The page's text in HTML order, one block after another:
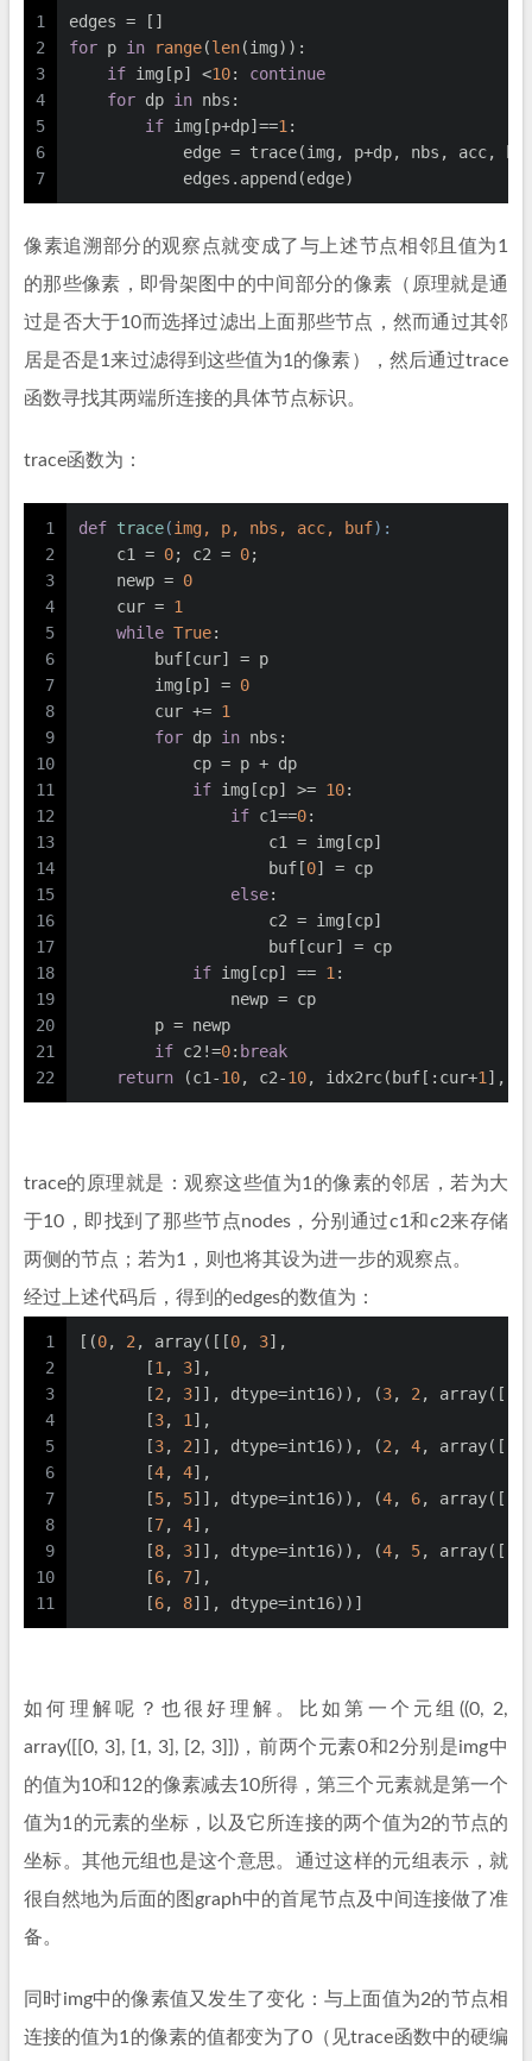
1
2
3
4
5
6
7
edges = []
for p in range(len(img)):
if img[p] <10: continue
for dp in nbs:
if img[p+dp]==1 :
edge = trace(img, p+dp, nbs, acc,
            edges.append(edge)
像素追溯部分的观察点就变成了与上述节点相邻且值为1
的那些像素，即骨架图中的中间部分的像素（原理就是通
过是否大于10而选择过滤出上面那些节点，然而通过其邻
居是否是1来过滤得到这些值为1的像素），然后通过trace
函数寻找其两端所连接的具体节点标识。
trace函数为：
1
2
3
4
5
6
7
8
9
10
11
12
13
14
15
16
17
18
19
20
21
22
def trace(img, p, nbs, acc, buf):
    c1 =
0; c2 = 0;
    newp =
0
    cur =
1
while True:
        buf[cur] = p
        img[p] =
0
        cur +=
1
for dp in nbs:
            cp = p + dp
if img[cp] >= 10:
if c1==0:
                    c1 = img[cp]
                    buf[
0] = cp
else:
                    c2 = img[cp]
                    buf[cur] = cp
if img[cp] == 1 :
                newp = cp
        p = newp
if c2!=0: break
return (c1-10, c2-10, idx2rc(buf[:cur+1 ],
trace的原理就是：观察这些值为1的像素的邻居，若为大
于10，即找到了那些节点nodes，分别通过c1和c2来存储
两侧的节点；若为1，则也将其设为进一步的观察点。
经过上述代码后，得到的edges的数值为：
1
2
3
4
5
6
7
8
9
10
11
[(0, 2 , array([[0, 3],
       [
1 , 3],
       [
2 , 3]], dtype=int16)), (3, 2 , array([[
       [
3, 1 ],
       [
3, 2]], dtype=int16)), (2 , 4, array([[
       [
4, 4],
       [
5, 5]], dtype=int16)), (4, 6, array([[
       [
7, 4],
       [
8, 3]], dtype=int16)), (4, 5, array([[
       [
6, 7],
       [
6, 8]], dtype=int16))]
如何理解呢？也很好理解。比如第一个元组((0, 2,
array([[0, 3], [1, 3], [2, 3]])，前两个元素0和2分别是img中
的值为10和12的像素减去10所得，第三个元素就是第一个
值为1的元素的坐标，以及它所连接的两个值为2的节点的
坐标。其他元组也是这个意思。通过这样的元组表示，就
很自然地为后面的图graph中的首尾节点及中间连接做了准
备。
同时img中的像素值又发生了变化：与上面值为2的节点相
连接的值为1的像素的值都变为了0（见trace函数中的硬编